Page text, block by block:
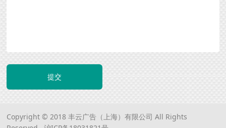
提交
Copyright © 2018 丰云广告（上海）有限公司 All Rights